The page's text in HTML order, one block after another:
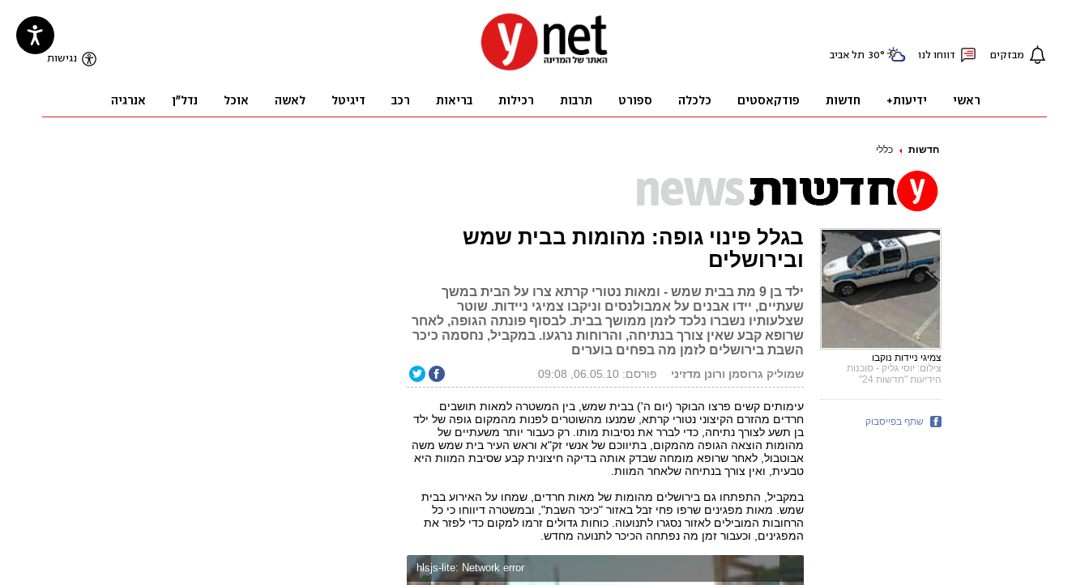
חדשות כללי
בגלל פינוי גופה: מהומות בבית שמש
ובירושלים
ילד בן 9 מת בבית שמש - ומאות נטורי קרתא צרו על הבית במשך
שעתיים, יידו אבנים על אמבולנסים וניקבו צמיגי ניידות. שוטר
שצלעותיו נשברו נלכד לזמן ממושך בבית. לבסוף פונתה הגופה, לאחר
שרופא קבע שאין צורך בנתיחה, והרוחות נרגעו. במקביל, נחסמה כיכר
השבת בירושלים לזמן מה בפחים בוערים
שמוליק גרוסמן ורונן מדזיני פורסם: 06.05.10, 09:08
עימותים קשים פרצו הבוקר (יום ה') בבית שמש, בין המשטרה למאות תושבים
חרדים מהזרם הקיצוני נטורי קרתא, שמנעו מהשוטרים לפנות מהמקום גופה של ילד
בן תשע לצורך נתיחה, כדי לברר את נסיבות מותו. רק כעבור יותר משעתיים של
מהומות הוצאה הגופה מהמקום, בתיווכם של אנשי זק"א וראש העיר בית שמש משה
אבוטבול, לאחר שרופא מומחה שבדק אותה בדיקה חיצונית קבע שסיבת המוות היא
טבעית, ואין צורך בנתיחה שלאחר המוות.
במקביל, התפתחו גם בירושלים מהומות של מאות חרדים, שמחו על האירוע בבית
שמש. מאות מפגינים שרפו פחי זבל באזור "כיכר השבת", ובמשטרה דיווחו כי כל
הרחובות המובילים לאזור נסגרו לתנועוה. כוחות גדולים זרמו למקום כדי לפזר את
המפגינים, וכעבור זמן מה נפתחה הכיכר לתנועה מחדש.
hlsjs-lite: Network error
צמיגי ניידות נוקבו
צילום: יוסי גליק - סוכנות
הידיעות "חדשות 24"
שתף בפייסבוק